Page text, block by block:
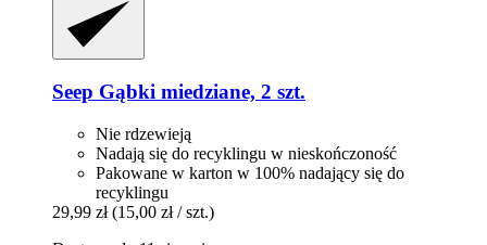
Seep Gąbki miedziane, 2 szt.
Nie rdzewieją
Nadają się do recyklingu w nieskończoność
Pakowane w karton w 100% nadający się do
recyklingu
29,99 zł (15,00 zł / szt.)